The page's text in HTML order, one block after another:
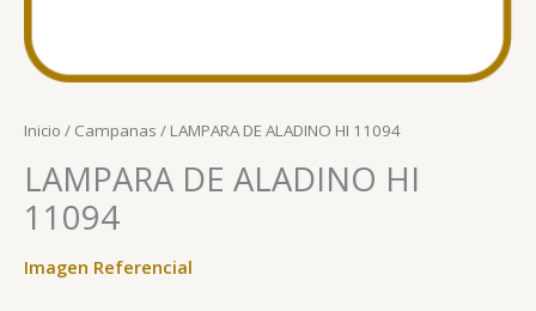
Inicio / Campanas / LAMPARA DE ALADINO HI 11094
LAMPARA DE ALADINO HI
11094
Imagen Referencial